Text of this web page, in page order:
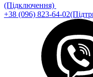
(Підключення)
+38 (096) 823-64-